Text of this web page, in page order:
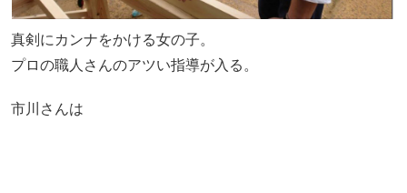
真剣にカンナをかける女の子。
プロの職人さんのアツい指導が入る。
市川さんは